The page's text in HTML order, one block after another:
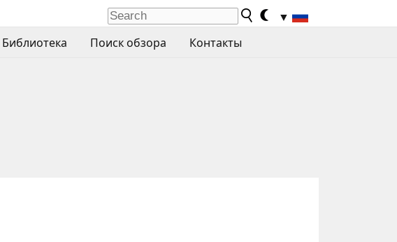
▼
Библиотека Поиск обзора Контакты